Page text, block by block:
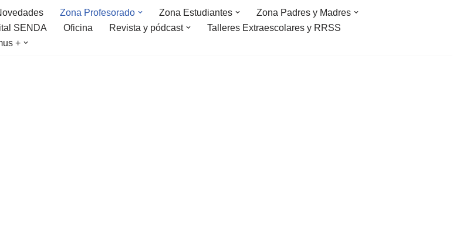
Zona Profesorado Zona Estudiantes
Zona Padres y Madres
SENDA Oficina Revista y pódcast
Talleres Extraescolares y RRSS
+